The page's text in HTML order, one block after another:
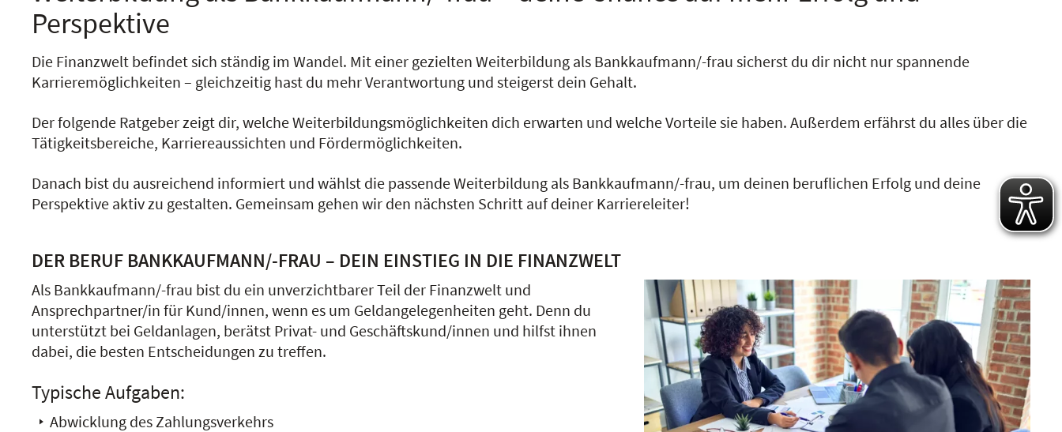
Perspektive
Die Finanzwelt befindet sich ständig im Wandel. Mit einer gezielten Weiterbildung als Bankkaufmann/-frau sicherst du dir nicht nur spannende
Karrieremöglichkeiten – gleichzeitig hast du mehr Verantwortung und steigerst dein Gehalt.
Der folgende Ratgeber zeigt dir, welche Weiterbildungsmöglichkeiten dich erwarten und welche Vorteile sie haben. Außerdem erfährst du alles über die
Tätigkeitsbereiche, Karriereaussichten und Fördermöglichkeiten.
Danach bist du ausreichend informiert und wählst die passende Weiterbildung als Bankkaufmann/-frau, um deinen beruflichen Erfolg und deine
Perspektive aktiv zu gestalten. Gemeinsam gehen wir den nächsten Schritt auf deiner Karriereleiter!
DER BERUF BANKKAUFMANN/-FRAU – DEIN EINSTIEG IN DIE FINANZWELT
Als Bankkaufmann/-frau bist du ein unverzichtbarer Teil der Finanzwelt und
Ansprechpartner/in für Kund/innen, wenn es um Geldangelegenheiten geht. Denn du
unterstützt bei Geldanlagen, berätst Privat- und Geschäftskund/innen und hilfst ihnen
dabei, die besten Entscheidungen zu treffen.
Typische Aufgaben:
Abwicklung des Zahlungsverkehrs